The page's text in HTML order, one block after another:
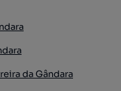
da Gândara